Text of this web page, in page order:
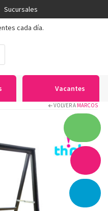
Sucursales
cada día.
Vacantes
VOLVER A MARCOS